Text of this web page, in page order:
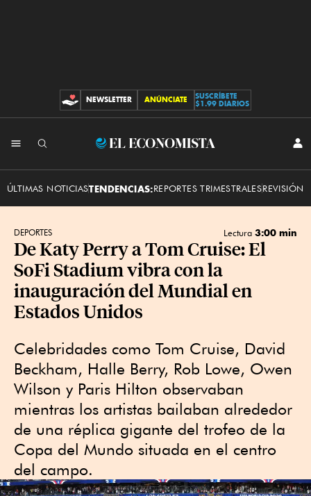
CONTRIBUCIONES
NEWSLETTER ANÚNCIATE
SUSCRÍBETE
$1.99 DIARIOS
El
ÚLTIMAS NOTICIASTENDENCIAS:REPORTES TRIMESTRALESREVISIÓN
DEPORTES Lectura 3:00 min
De Katy Perry a Tom Cruise: El
SoFi Stadium vibra con la
inauguración del Mundial en
Estados Unidos
Celebridades como Tom Cruise, David
Beckham, Halle Berry, Rob Lowe, Owen
Wilson y Paris Hilton observaban
mientras los artistas bailaban alrededor
de una réplica gigante del trofeo de la
Copa del Mundo situada en el centro
del campo.